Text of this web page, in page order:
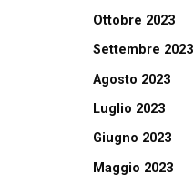
Ottobre 2023
Settembre 2023
Agosto 2023
Luglio 2023
Giugno 2023
Maggio 2023